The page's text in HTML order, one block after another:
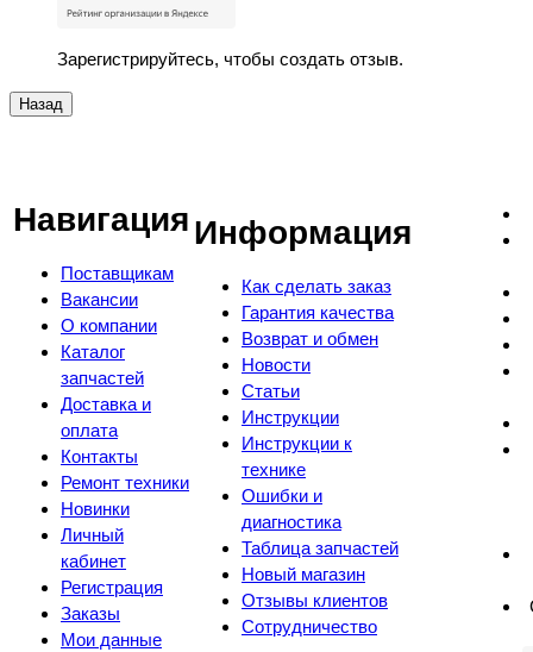
Зарегистрируйтесь, чтобы создать отзыв.
Навигация
Поставщикам
Вакансии
О компании
Каталог
запчастей
Доставка и
оплата
Контакты
Ремонт техники
Новинки
Личный
кабинет
Регистрация
Заказы
Мои данные
Информация
Как сделать заказ
Гарантия качества
Возврат и обмен
Новости
Статьи
Инструкции
Инструкции к
технике
Ошибки и
диагностика
Таблица запчастей
Новый магазин
Отзывы клиентов
Сотрудничество